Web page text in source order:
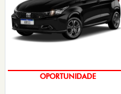
OPORTUNIDADE